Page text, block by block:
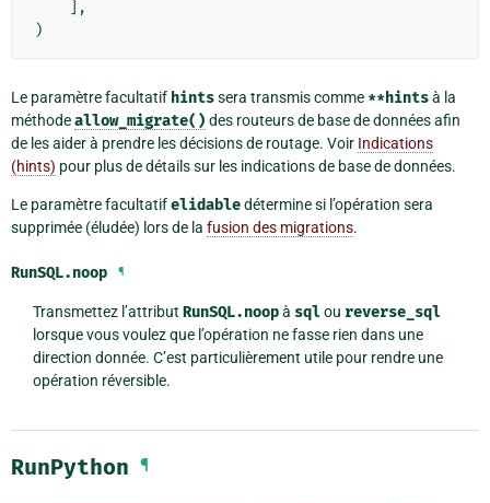
],
)
Le paramètre facultatif hintssera transmis comme **hintsà la
méthodeallow_migrate() des routeurs de base de données afin
de les aider à prendre les décisions de routage. Voir Indications
(hints) pour plus de détails sur les indications de base de données.
Le paramètre facultatifelidabledétermine si l’opération sera
supprimée (éludée) lors de la fusion des migrations.
RunSQL.noop ¶
Transmettez l’attribut RunSQL.noopà sql ou reverse_sql
lorsque vous voulez que l’opération ne fasse rien dans une
direction donnée. C’est particulièrement utile pour rendre une
opération réversible.
RunPython ¶